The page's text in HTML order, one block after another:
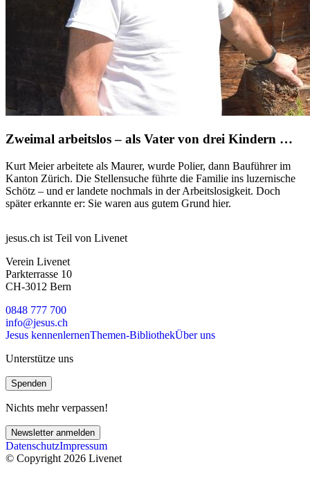
Zweimal arbeitslos – als Vater von drei Kindern …
Kurt Meier arbeitete als Maurer, wurde Polier, dann Bauführer im
Kanton Zürich. Die Stellensuche führte die Familie ins luzernische
Schötz – und er landete nochmals in der Arbeitslosigkeit. Doch
später erkannte er: Sie waren aus gutem Grund hier.
jesus.ch ist Teil von Livenet
Verein Livenet
Parkterrasse 10
CH-3012 Bern
0848 777 700
info@jesus.ch
Jesus kennenlernenThemen-BibliothekÜber uns
Unterstütze uns
Spenden
Nichts mehr verpassen!
Newsletter anmelden
DatenschutzImpressum
© Copyright 2026 Livenet